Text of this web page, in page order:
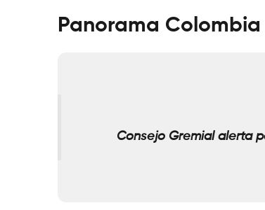
Panorama Colombia
Consejo Gremial alerta